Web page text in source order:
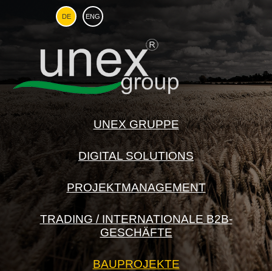
DE ENG
UNEX GRUPPE
DIGITAL SOLUTIONS
PROJEKTMANAGEMENT
TRADING / INTERNATIONALE B2B-
GESCHÄFTE
BAUPROJEKTE